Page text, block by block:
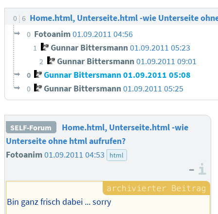
0 6 Home.html, Unterseite.html -wie Unterseite
0 Fotoanim01.09.2011 04:56
1 Gunnar Bittersmann 01.09.2011 05:23
2 Gunnar Bittersmann01.09.2011 09:01
0 Gunnar Bittersmann01.09.2011 05:08
0 Gunnar Bittersmann01.09.2011 05:25
SELF-Forum
Home.html, Unterseite.html -wie
Unterseite ohne html aufrufen?
Fotoanim01.09.2011 04:53 html
–
Bin ganz frisch dabei ... sorry